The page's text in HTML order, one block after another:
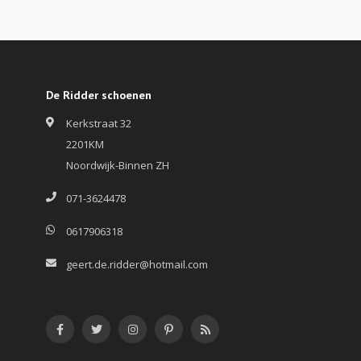
De Ridder schoenen
Kerkstraat 32
2201KM
Noordwijk-Binnen ZH
071-3624478
0617906318
geert.de.ridder@hotmail.com